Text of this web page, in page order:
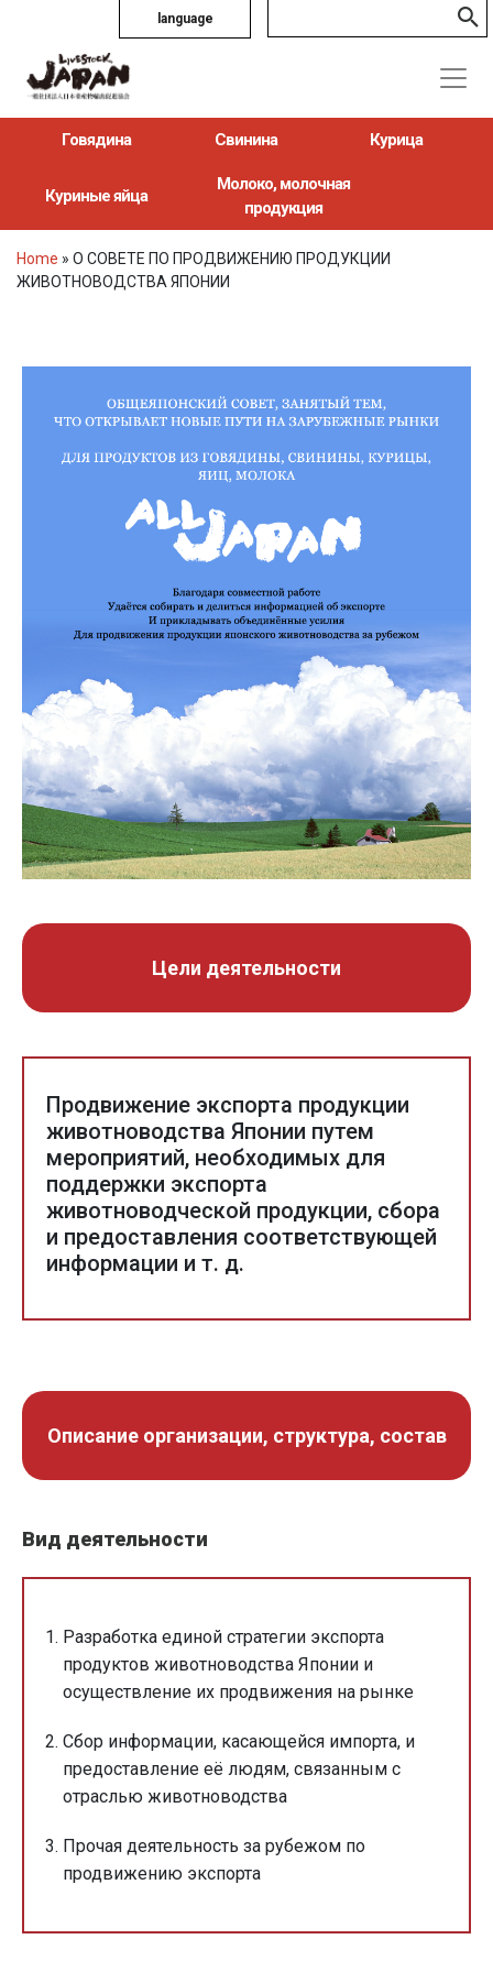
language
Говядина Свинина Курица
Куриные яйца
Молоко, молочная
продукция
Home » О СОВЕТЕ ПО ПРОДВИЖЕНИЮ ПРОДУКЦИИ
ЖИВОТНОВОДСТВА ЯПОНИИ
Цели деятельности
Продвижение экспорта продукции
животноводства Японии путем
мероприятий, необходимых для
поддержки экспорта
животноводческой продукции, сбора
и предоставления соответствующей
информации и т. д.
Описание организации, структура, состав
Вид деятельности
Разработка единой стратегии экспорта
продуктов животноводства Японии и
осуществление их продвижения на рынке
Сбор информации, касающейся импорта, и
предоставление её людям, связанным с
отраслью животноводства
Прочая деятельность за рубежом по
продвижению экспорта